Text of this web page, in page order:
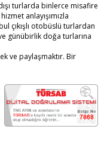
turlarda binlerce misafire
anlayışımızla
çıkışlı otobüslü turlardan
günübirlik doğa turlarına
ve paylaşmaktır. Bir